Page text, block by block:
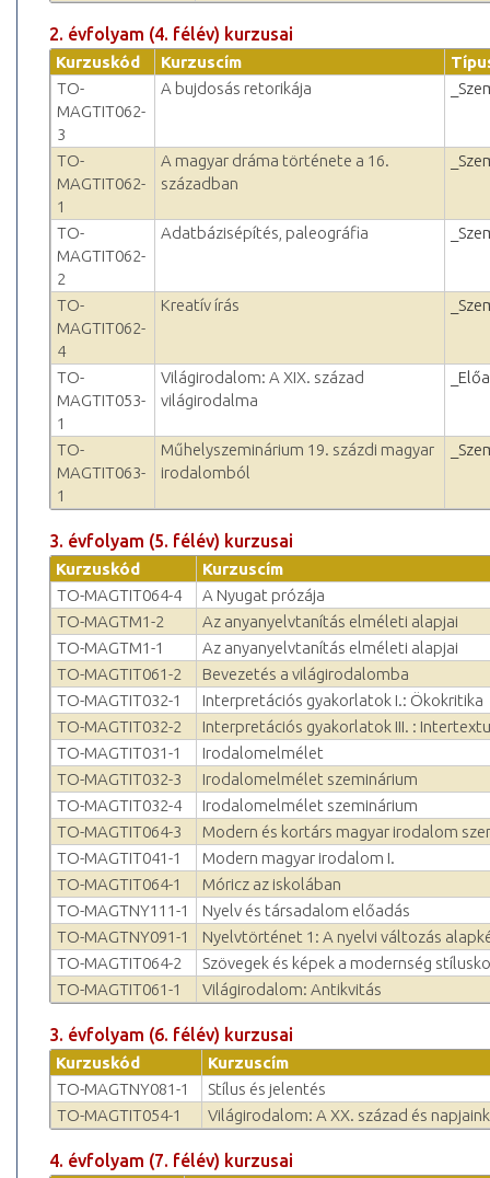
2. évfolyam (4. félév) kurzusai
Kurzuskód Kurzuscím
TO-
MAGTIT062-
3
A bujdosás retorikája
TO-
MAGTIT062-
1
A magyar dráma története a 16.
században
TO-
MAGTIT062-
2
Adatbázisépítés, paleográfia
TO-
MAGTIT062-
4
Kreatív írás
TO-
MAGTIT053-
1
Világirodalom: A XIX. század
világirodalma
TO-
MAGTIT063-
1
Műhelyszeminárium 19. százdi magyar
irodalomból
3. évfolyam (5. félév) kurzusai
Kurzuskód
Kurzuscím
TO-MAGTIT064-4
A Nyugat prózája
TO-MAGTM1-2
Az anyanyelvtanítás elméleti alapjai
TO-MAGTM1-1
Az anyanyelvtanítás elméleti alapjai
TO-MAGTIT061-2
Bevezetés a világirodalomba
TO-MAGTIT032-1
Interpretációs gyakorlatok I.: Ökokritika
TO-MAGTIT032-2
Interpretációs gyakorlatok III. :
TO-MAGTIT031-1
Irodalomelmélet
TO-MAGTIT032-3
Irodalomelmélet szeminárium
TO-MAGTIT032-4
Irodalomelmélet szeminárium
TO-MAGTIT064-3
Modern és kortárs magyar irodalom
TO-MAGTIT041-1
Modern magyar irodalom I.
TO-MAGTIT064-1
Móricz az iskolában
TO-MAGTNY111-1
Nyelv és társadalom előadás
TO-MAGTNY091-1
Nyelvtörténet 1: A nyelvi változás
TO-MAGTIT064-2
Szövegek és képek a modernség
TO-MAGTIT061-1
Világirodalom: Antikvitás
3. évfolyam (6. félév) kurzusai
Kurzuskód
Kurzuscím
TO-MAGTNY081-1
Stílus és jelentés
TO-MAGTIT054-1
Világirodalom: A XX. század és
4. évfolyam (7. félév) kurzusai